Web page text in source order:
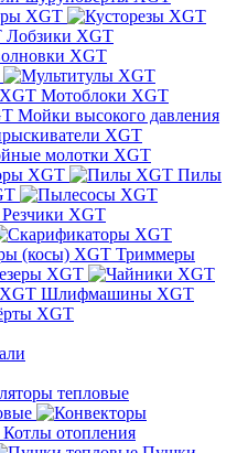
XGT
Лобзики XGT
XGT
Мотоблоки XGT
Мойки высокого давления
XGT
молотки XGT
XGT
Пилы
Резчики XGT
Триммеры
XGT
Шлифмашины XGT
XGT
тепловые
Котлы отопления